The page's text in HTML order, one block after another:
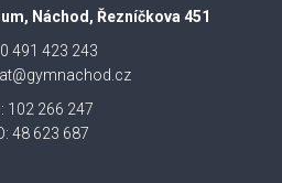
Náchod, Řezníčkova 451
491 423 243
102 266 247
48 623 687